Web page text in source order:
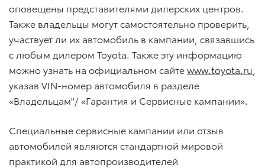
оповещены представителями дилерских центров.
Также владельцы могут самостоятельно проверить,
участвует ли их автомобиль в кампании, связавшись
с любым дилером Toyota. Также эту информацию
можно узнать на официальном сайтеwww.toyota.ru
указав VIN-номер автомобиля в разделе
«Владельцам"/ «Гарантия и Сервисные кампании».
Специальные сервисные кампании или отзыв
автомобилей являются стандартной мировой
практикой для автопроизводителей